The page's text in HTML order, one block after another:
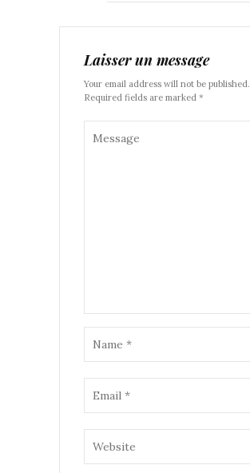
Laisser un message
Your email address will not be published.
Required fields are marked *